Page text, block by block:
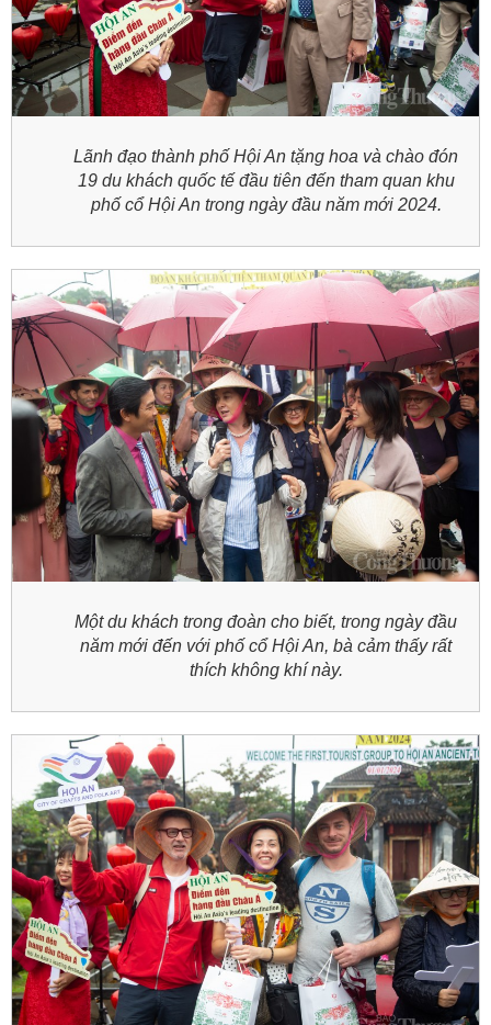
Lãnh đạo thành phố Hội An tặng hoa và chào đón
19 du khách quốc tế đầu tiên đến tham quan khu
phố cổ Hội An trong ngày đầu năm mới 2024.
Một du khách trong đoàn cho biết, trong ngày đầu
năm mới đến với phố cổ Hội An, bà cảm thấy rất
thích không khí này.